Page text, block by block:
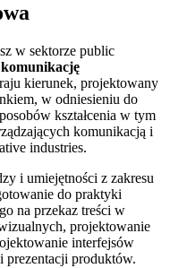
w sektorze public
komunikację
kierunek, projektowany
w odniesieniu do
kształcenia w tym
komunikacją i
industries.
i umiejętności z zakresu
do praktyki
na przekaz treści w
projektowanie
interfejsów
prezentacji produktów.